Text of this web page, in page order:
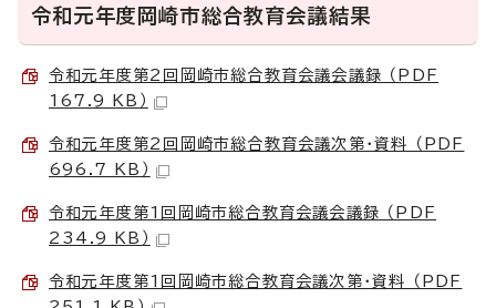
令和元年度岡崎市総合教育会議結果
令和元年度第2回岡崎市総合教育会議会議録 （PDF
167.9 KB）
令和元年度第2回岡崎市総合教育会議次第・資料 （PDF
696.7 KB）
令和元年度第1回岡崎市総合教育会議会議録 （PDF
234.9 KB）
令和元年度第1回岡崎市総合教育会議次第・資料 （PDF